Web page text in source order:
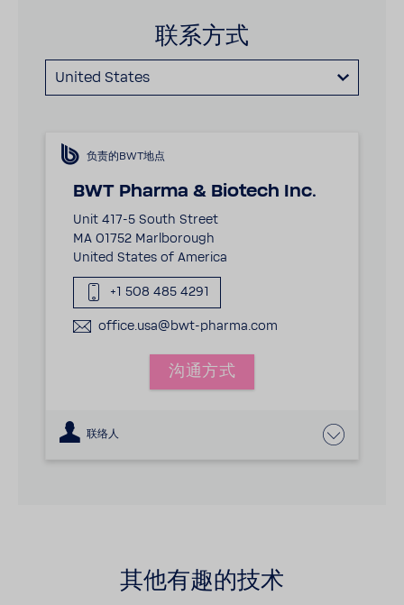
联系方式
United States
负责的BWT地点
BWT Pharma & Biotech Inc.
Unit 417-5 South Street
MA 01752 Marlborough
United States of America
+1 508 485 4291
office.usa@bwt-pharma.com
沟通方式
联络人
其他有趣的技术